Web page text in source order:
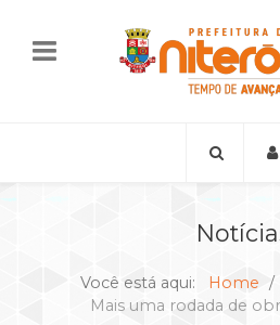
Você está aqui: Home
Mais uma rodada de